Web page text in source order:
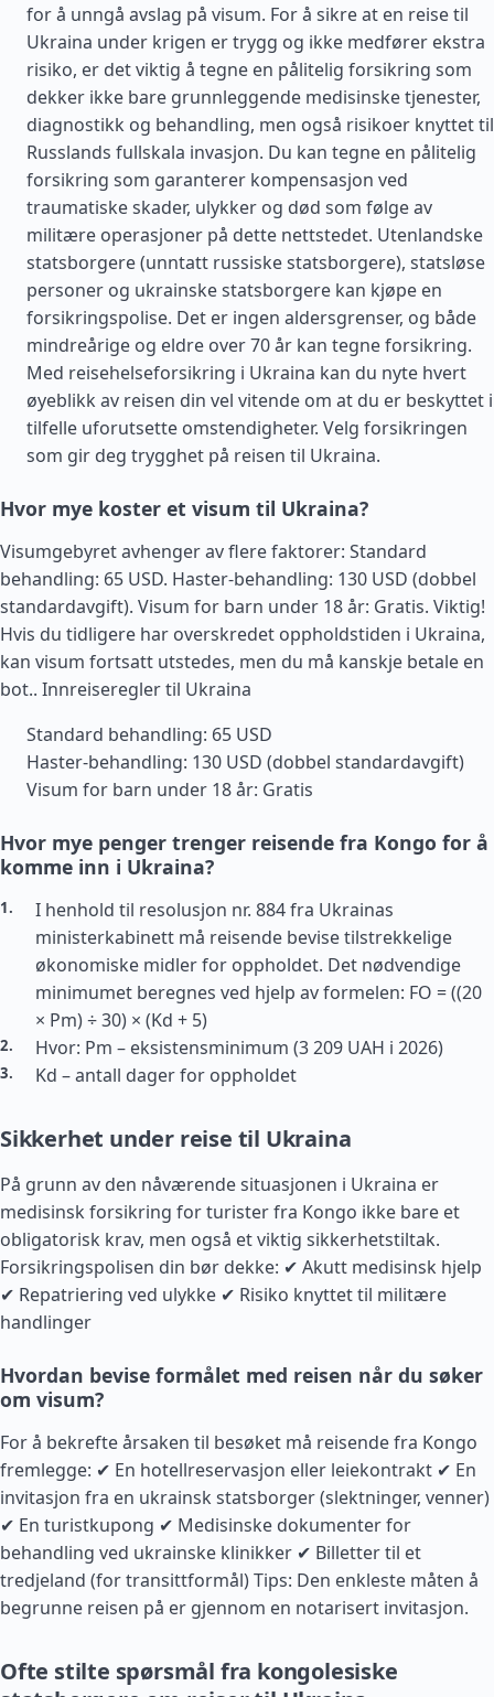
for å unngå avslag på visum. For å sikre at en reise til
Ukraina under krigen er trygg og ikke medfører ekstra
risiko, er det viktig å tegne en pålitelig forsikring som
dekker ikke bare grunnleggende medisinske tjenester,
diagnostikk og behandling, men også risikoer knyttet til
Russlands fullskala invasjon. Du kan tegne en pålitelig
forsikring som garanterer kompensasjon ved
traumatiske skader, ulykker og død som følge av
militære operasjoner på dette nettstedet. Utenlandske
statsborgere (unntatt russiske statsborgere), statsløse
personer og ukrainske statsborgere kan kjøpe en
forsikringspolise. Det er ingen aldersgrenser, og både
mindreårige og eldre over 70 år kan tegne forsikring.
Med reisehelseforsikring i Ukraina kan du nyte hvert
øyeblikk av reisen din vel vitende om at du er beskyttet i
tilfelle uforutsette omstendigheter. Velg forsikringen
som gir deg trygghet på reisen til Ukraina.
Hvor mye koster et visum til Ukraina?
Visumgebyret avhenger av flere faktorer: Standard
behandling: 65 USD. Haster-behandling: 130 USD (dobbel
standardavgift). Visum for barn under 18 år: Gratis. Viktig!
Hvis du tidligere har overskredet oppholdstiden i Ukraina,
kan visum fortsatt utstedes, men du må kanskje betale en
bot.. Innreiseregler til Ukraina
Standard behandling: 65 USD
Haster-behandling: 130 USD (dobbel standardavgift)
Visum for barn under 18 år: Gratis
Hvor mye penger trenger reisende fra Kongo for å
komme inn i Ukraina?
I henhold til resolusjon nr. 884 fra Ukrainas
ministerkabinett må reisende bevise tilstrekkelige
økonomiske midler for oppholdet. Det nødvendige
minimumet beregnes ved hjelp av formelen: FO = ((20
× Pm) ÷ 30) × (Kd + 5)
Hvor: Pm – eksistensminimum (3 209 UAH i 2026)
Kd – antall dager for oppholdet
Sikkerhet under reise til Ukraina
På grunn av den nåværende situasjonen i Ukraina er
medisinsk forsikring for turister fra Kongo ikke bare et
obligatorisk krav, men også et viktig sikkerhetstiltak.
Forsikringspolisen din bør dekke: ✔ Akutt medisinsk hjelp
✔ Repatriering ved ulykke ✔ Risiko knyttet til militære
handlinger
Hvordan bevise formålet med reisen når du søker
om visum?
For å bekrefte årsaken til besøket må reisende fra Kongo
fremlegge: ✔ En hotellreservasjon eller leiekontrakt ✔ En
invitasjon fra en ukrainsk statsborger (slektninger, venner)
✔ En turistkupong ✔ Medisinske dokumenter for
behandling ved ukrainske klinikker ✔ Billetter til et
tredjeland (for transittformål) Tips: Den enkleste måten å
begrunne reisen på er gjennom en notarisert invitasjon.
Ofte stilte spørsmål fra kongolesiske